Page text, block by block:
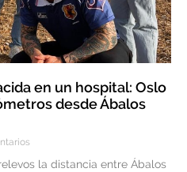
en un hospital: Oslo
desde Ábalos
la distancia entre Ábalos